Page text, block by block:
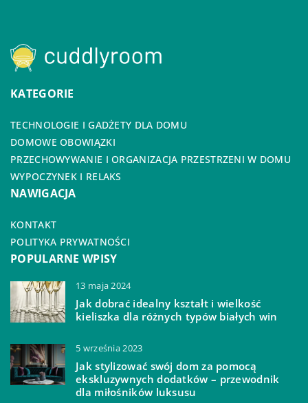
KATEGORIE
TECHNOLOGIE I GADŻETY DLA DOMU
DOMOWE OBOWIĄZKI
PRZECHOWYWANIE I ORGANIZACJA PRZESTRZENI W DOMU
WYPOCZYNEK I RELAKS
NAWIGACJA
KONTAKT
POLITYKA PRYWATNOŚCI
POPULARNE WPISY
13 maja 2024
Jak dobrać idealny kształt i wielkość
kieliszka dla różnych typów białych win
5 września 2023
Jak stylizować swój dom za pomocą
ekskluzywnych dodatków – przewodnik
dla miłośników luksusu